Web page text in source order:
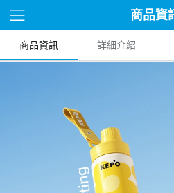
商品資
商品資訊 詳細介紹